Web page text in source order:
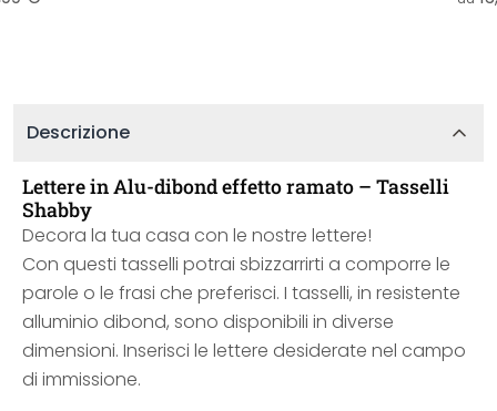
Descrizione
Lettere in Alu-dibond effetto ramato – Tasselli
Shabby
Decora la tua casa con le nostre lettere!
Con questi tasselli potrai sbizzarrirti a comporre le
parole o le frasi che preferisci. I tasselli, in resistente
alluminio dibond, sono disponibili in diverse
dimensioni. Inserisci le lettere desiderate nel campo
di immissione.